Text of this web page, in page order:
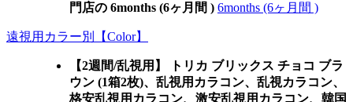
門店の 6months (6ヶ月間 ) 6months (6ヶ月間 )
遠視用カラー別【Color】
【2週間/乱視用】 トリカ ブリックス チョコ ブラ
ウン (1箱2枚)、乱視用カラコン、乱視カラコン、
格安乱視用カラコン、激安乱視用カラコン、韓国